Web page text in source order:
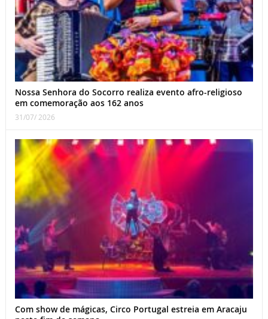
Nossa Senhora do Socorro realiza evento afro-religioso
em comemoração aos 162 anos
31/07/ 2026
Com show de mágicas, Circo Portugal estreia em Aracaju